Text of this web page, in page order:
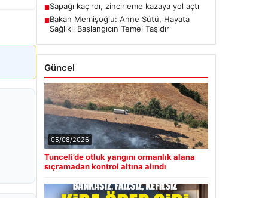
■Sapağı kaçırdı, zincirleme kazaya yol açtı
■Bakan Memişoğlu: Anne Sütü, Hayata
Sağlıklı Başlangıcın Temel Taşıdır
Güncel
05/08/2026
Tunceli’de otluk yangını ormanlık alana
sıçramadan kontrol altına alındı